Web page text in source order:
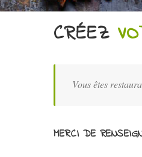
CRÉEZ
Vous êtes
MERCI DE